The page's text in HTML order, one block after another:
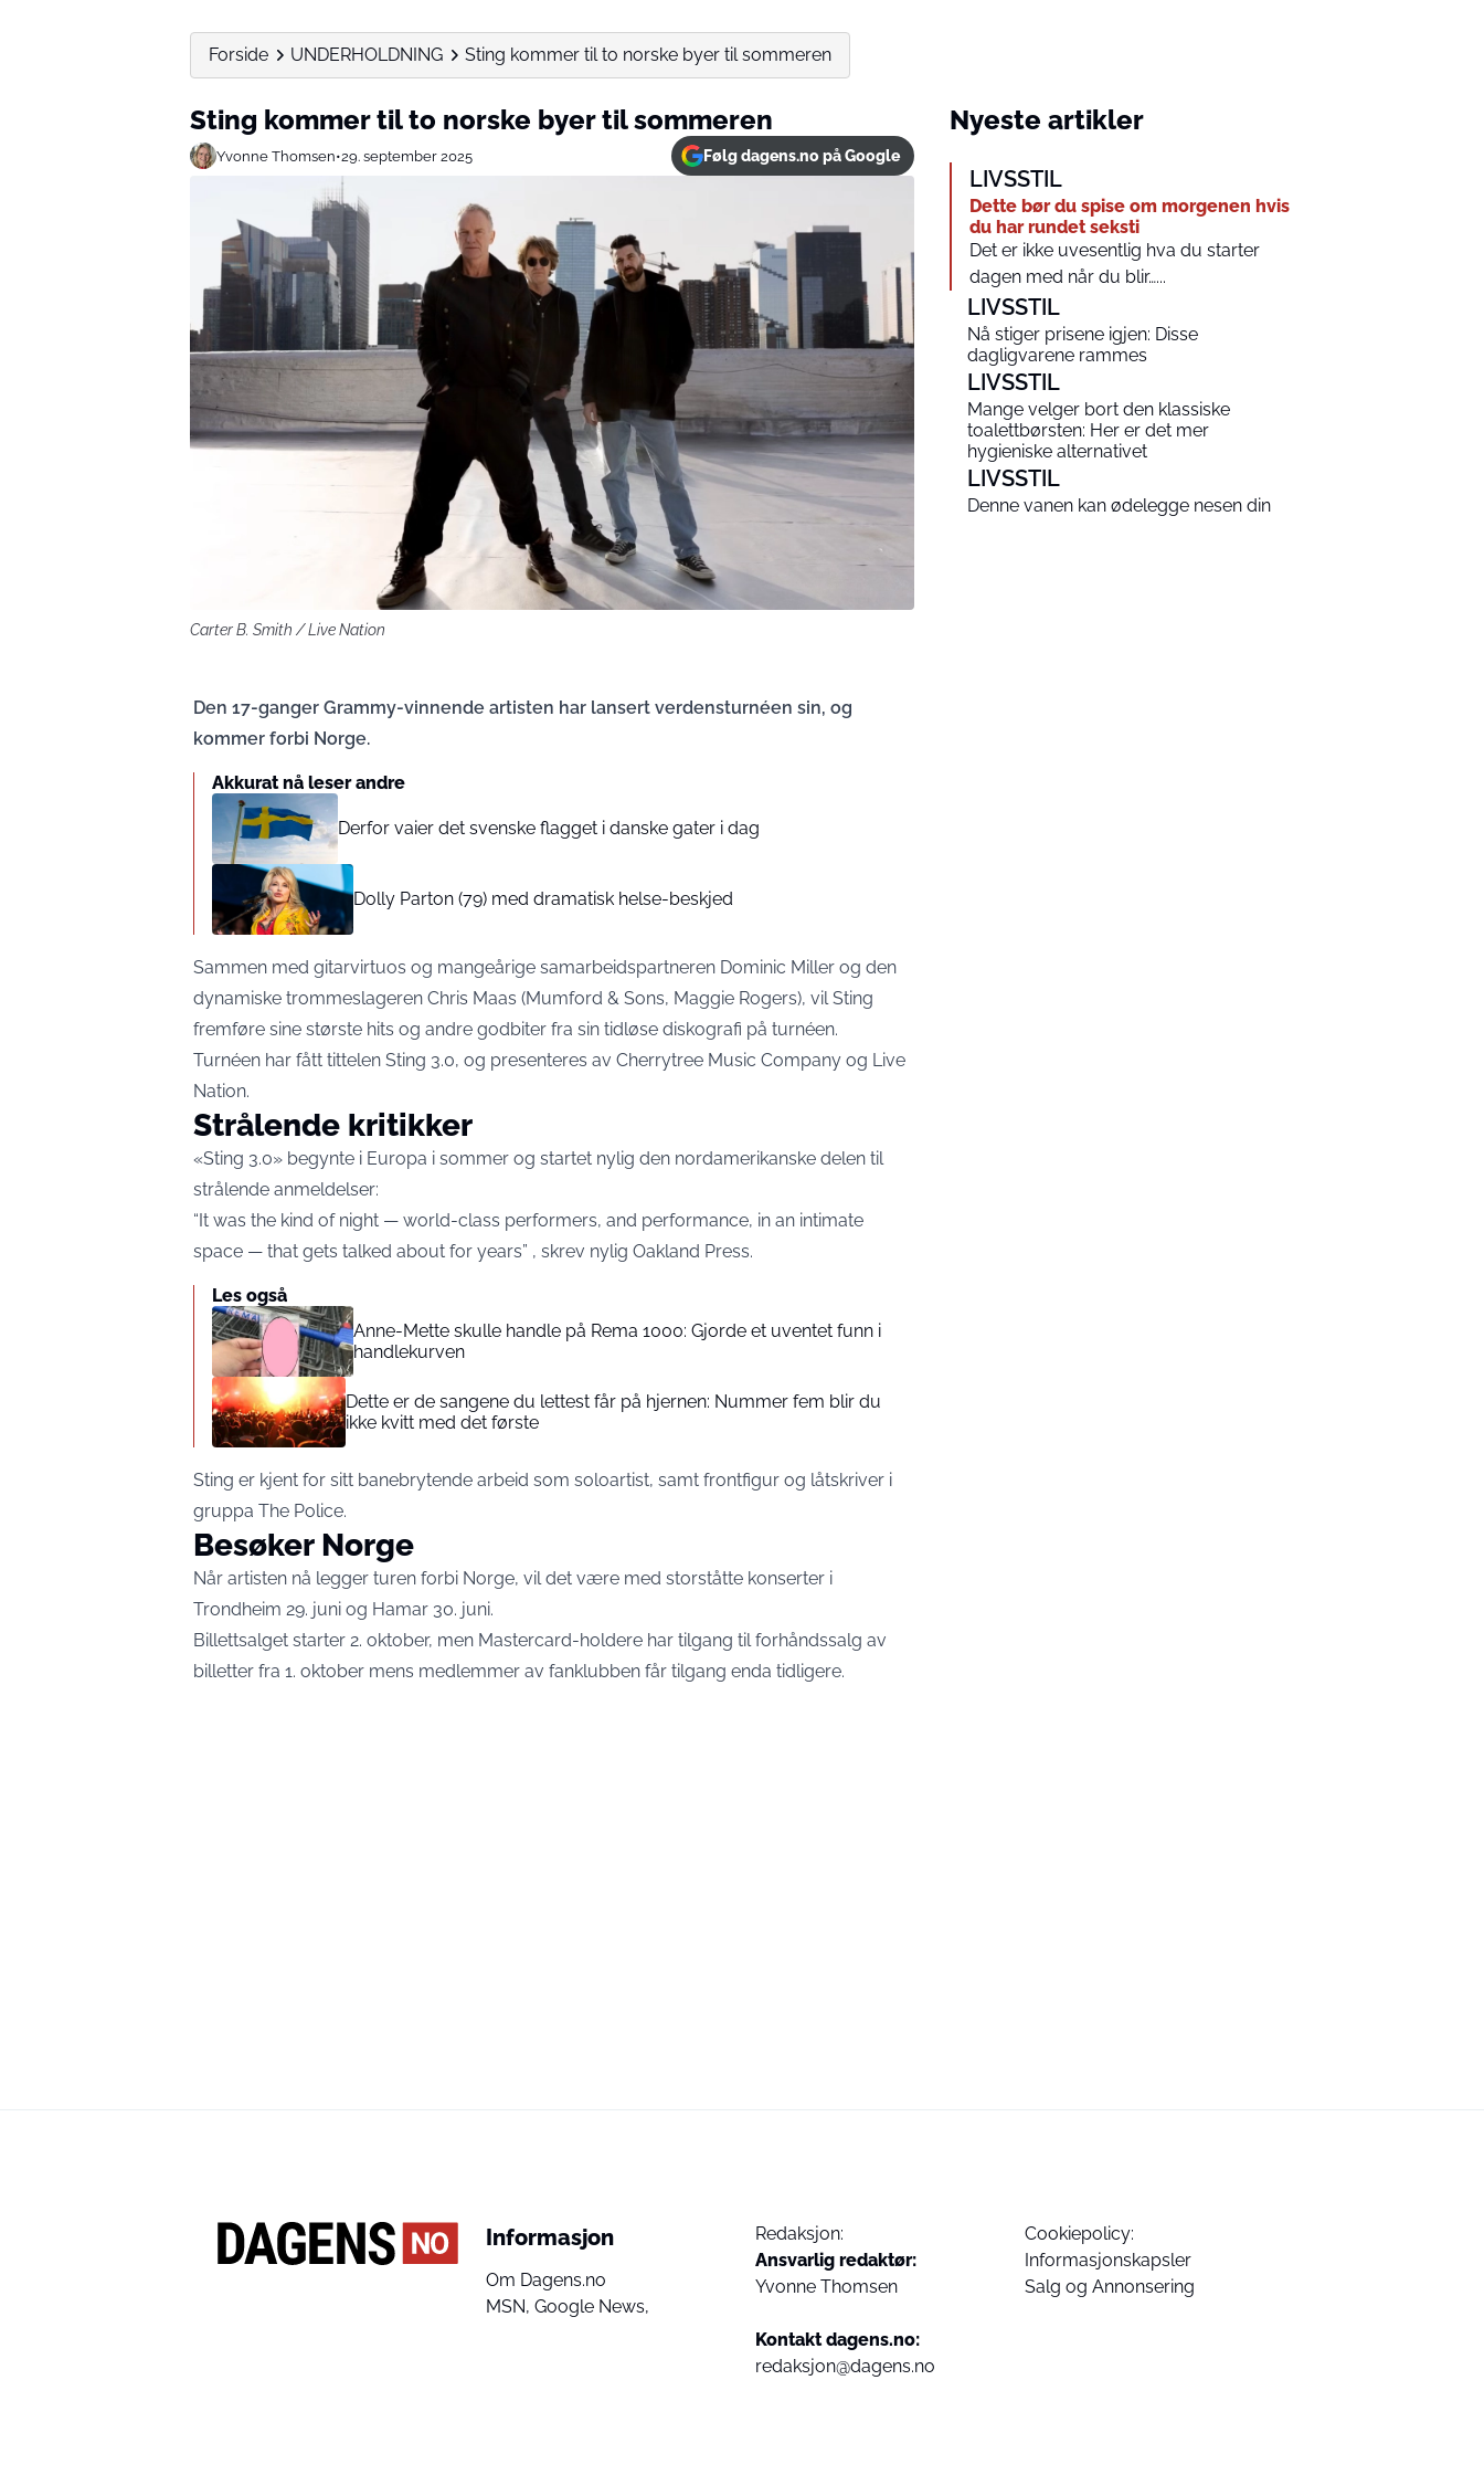
Forside UNDERHOLDNING Sting kommer til to norske byer til sommeren
Sting kommer til to norske byer til sommeren
Yvonne Thomsen•29. september 2025 Følg dagens.no på Google
Carter B. Smith / Live Nation
Den 17-ganger Grammy-vinnende artisten har lansert verdensturnéen sin, og
kommer forbi Norge.
Akkurat nå leser andre
Derfor vaier det svenske flagget i danske gater i dag
Dolly Parton (79) med dramatisk helse-beskjed
Sammen med gitarvirtuos og mangeårige samarbeidspartneren Dominic Miller og den
dynamiske trommeslageren Chris Maas (Mumford & Sons, Maggie Rogers), vil Sting
fremføre sine største hits og andre godbiter fra sin tidløse diskografi på turnéen.
Turnéen har fått tittelen Sting 3.0, og presenteres av Cherrytree Music Company og Live
Nation.
Strålende kritikker
«Sting 3.0» begynte i Europa i sommer og startet nylig den nordamerikanske delen til
strålende anmeldelser:
“It was the kind of night — world-class performers, and performance, in an intimate
space — that gets talked about for years” , skrev nylig Oakland Press.
Les også
Anne-Mette skulle handle på Rema 1000: Gjorde et uventet funn i
handlekurven
Dette er de sangene du lettest får på hjernen: Nummer fem blir du
ikke kvitt med det første
Sting er kjent for sitt banebrytende arbeid som soloartist, samt frontfigur og låtskriver i
gruppa The Police.
Besøker Norge
Når artisten nå legger turen forbi Norge, vil det være med storståtte konserter i
Trondheim 29. juni og Hamar 30. juni.
Billettsalget starter 2. oktober, men Mastercard-holdere har tilgang til forhåndssalg av
billetter fra 1. oktober mens medlemmer av fanklubben får tilgang enda tidligere.
Nyeste artikler
LIVSSTIL
Dette bør du spise om morgenen hvis
du har rundet seksti
Det er ikke uvesentlig hva du starter
dagen med når du blir…...
LIVSSTIL
Nå stiger prisene igjen: Disse
dagligvarene rammes
LIVSSTIL
Mange velger bort den klassiske
toalettbørsten: Her er det mer
hygieniske alternativet
LIVSSTIL
Denne vanen kan ødelegge nesen din
Informasjon
Om Dagens.no
MSN, Google News,
Redaksjon:
Ansvarlig redaktør:
Yvonne Thomsen
Kontakt dagens.no:
redaksjon@dagens.no
Cookiepolicy:
Informasjonskapsler
Salg og Annonsering